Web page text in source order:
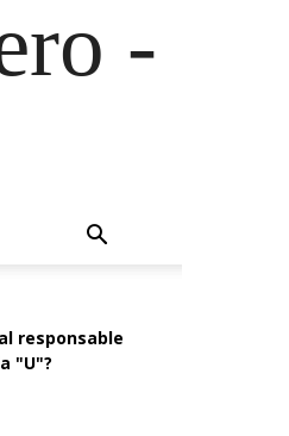
-
responsable
"U"?